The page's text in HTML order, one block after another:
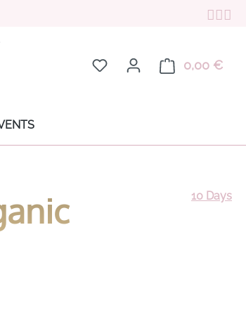
Du hast 0 Produkte auf
0,00 €
10 Days